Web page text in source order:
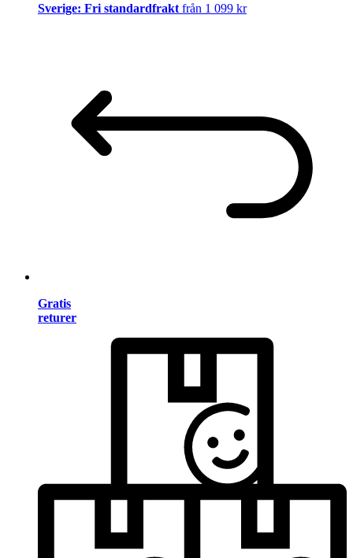
Sverige: Fri standardfrakt från 1 099 kr
Gratis
returer